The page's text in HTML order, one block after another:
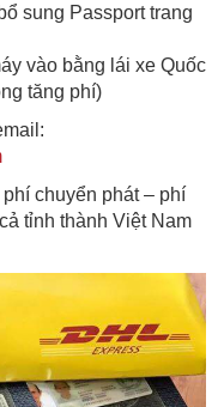
sung Passport trang
vào bằng lái xe Quốc
tăng phí)
chuyển phát – phí
tỉnh thành Việt Nam